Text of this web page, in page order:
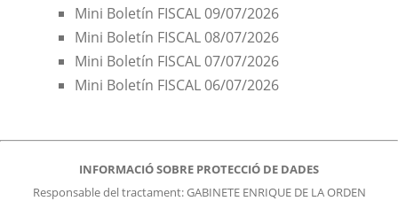
Mini Boletín FISCAL 09/07/2026
Mini Boletín FISCAL 08/07/2026
Mini Boletín FISCAL 07/07/2026
Mini Boletín FISCAL 06/07/2026
INFORMACIÓ SOBRE PROTECCIÓ DE DADES
Responsable del tractament: GABINETE ENRIQUE DE LA ORDEN